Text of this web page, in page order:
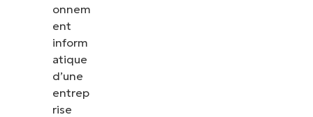
onnem
ent
inform
atique
d’une
entrep
rise